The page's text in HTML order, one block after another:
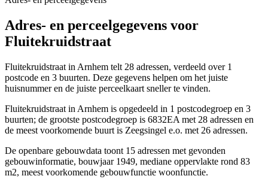
Adres- en perceelgegevens voor
Fluitekruidstraat
Fluitekruidstraat in Arnhem telt 28 adressen, verdeeld over 1
postcode en 3 buurten. Deze gegevens helpen om het juiste
huisnummer en de juiste perceelkaart sneller te vinden.
Fluitekruidstraat in Arnhem is opgedeeld in 1 postcodegroep en 3
buurten; de grootste postcodegroep is 6832EA met 28 adressen en
de meest voorkomende buurt is Zeegsingel e.o. met 26 adressen.
De openbare gebouwdata toont 15 adressen met gevonden
gebouwinformatie, bouwjaar 1949, mediane oppervlakte rond 83
m2, meest voorkomende gebouwfunctie woonfunctie.